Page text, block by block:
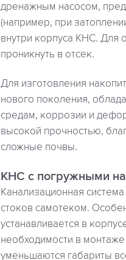
дренажным насосом,
(например, при
внутри корпуса КНС. Для
проникнуть в отсек.
Для изготовления
нового поколения,
средам, коррозии и
высокой прочностью,
сложные почвы.
КНС с погружными
Канализационная
стоков самотеком.
устанавливается в
необходимости в
уменьшаются габариты